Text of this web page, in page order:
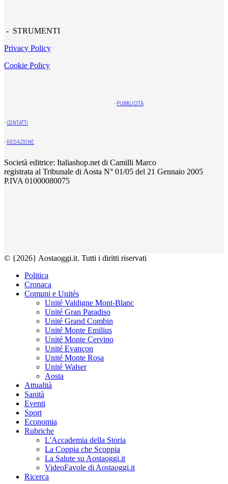
- STRUMENTI
Privacy Policy
Cookie Policy
- PUBBLICITÀ
- CONTATTI
- REDAZIONE
Società editrice: Italiashop.net di Camilli Marco
registrata al Tribunale di Aosta N° 01/05 del 21 Gennaio 2005
P.IVA 01000080075
© {2026} Aostaoggi.it. Tutti i diritti riservati
Politica
Cronaca
Comuni e Unités
Unité Valdigne Mont-Blanc
Unité Gran Paradiso
Unité Grand Combin
Unité Monte Emilius
Unité Monte Cervino
Unité Evançon
Unité Monte Rosa
Unité Walser
Aosta
Attualità
Sanità
Eventi
Sport
Economia
Rubriche
L'Accademia della Storia
La Coppia che Scoppia
La Salute su Aostaoggi.it
VideoFavole di Aostaoggi.it
Ricerca